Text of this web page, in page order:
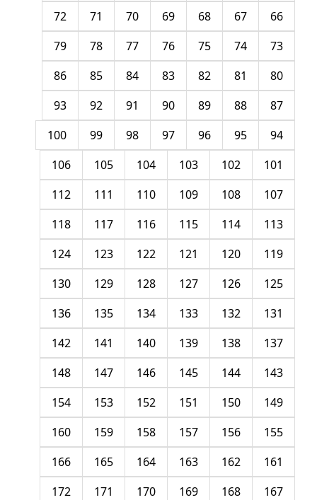
66
67
68
69
70
71
72
73
74
75
76
77
78
79
80
81
82
83
84
85
86
87
88
89
90
91
92
93
94
95
96
97
98
99
100
101
102
103
104
105
106
107
108
109
110
111
112
113
114
115
116
117
118
119
120
121
122
123
124
125
126
127
128
129
130
131
132
133
134
135
136
137
138
139
140
141
142
143
144
145
146
147
148
149
150
151
152
153
154
155
156
157
158
159
160
161
162
163
164
165
166
167
168
169
170
171
172